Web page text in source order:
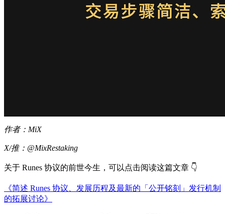
作者：MiX
X/推： @MixRestaking
关于 Runes 协议的前世今生，可以点击阅读这篇文章 👇
《简述 Runes 协议、发展历程及最新的「公开铭刻」发行机制
的拓展讨论》